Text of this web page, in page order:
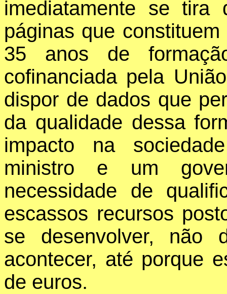
imediatamente se
páginas que
35 anos de
cofinanciada pela
dispor de dados que
da qualidade dessa
impacto na
ministro e um
necessidade de
escassos recursos
se desenvolver, não
acontecer, até porque
de euros.